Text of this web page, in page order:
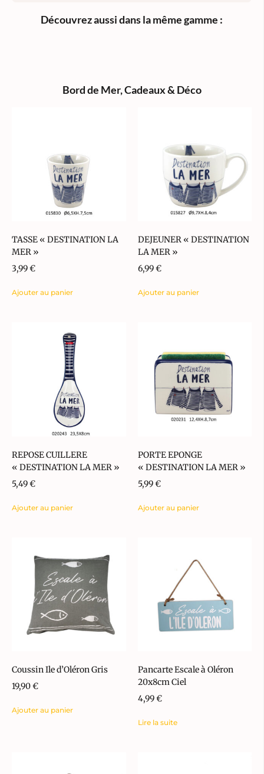
Découvrez aussi dans la même gamme :
Bord de Mer,Cadeaux & Déco
TASSE « DESTINATION LA
MER »
3,99€
Ajouter au panier
DEJEUNER « DESTINATION
LA MER »
6,99€
Ajouter au panier
REPOSE CUILLERE
« DESTINATION LA MER »
5,49€
Ajouter au panier
PORTE EPONGE
« DESTINATION LA MER »
5,99€
Ajouter au panier
Coussin Ile d’Oléron Gris
19,90€
Ajouter au panier
Pancarte Escale à Oléron
20x8cm Ciel
4,99€
Lire la suite